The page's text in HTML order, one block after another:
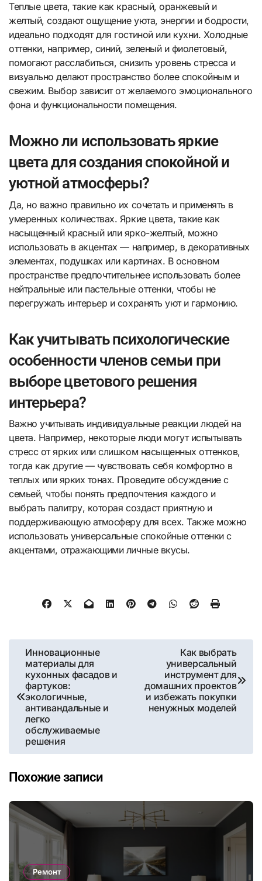
Теплые цвета, такие как красный, оранжевый и
желтый, создают ощущение уюта, энергии и бодрости,
идеально подходят для гостиной или кухни. Холодные
оттенки, например, синий, зеленый и фиолетовый,
помогают расслабиться, снизить уровень стресса и
визуально делают пространство более спокойным и
свежим. Выбор зависит от желаемого эмоционального
фона и функциональности помещения.
Можно ли использовать яркие
цвета для создания спокойной и
уютной атмосферы?
Да, но важно правильно их сочетать и применять в
умеренных количествах. Яркие цвета, такие как
насыщенный красный или ярко-желтый, можно
использовать в акцентах — например, в декоративных
элементах, подушках или картинах. В основном
пространстве предпочтительнее использовать более
нейтральные или пастельные оттенки, чтобы не
перегружать интерьер и сохранять уют и гармонию.
Как учитывать психологические
особенности членов семьи при
выборе цветового решения
интерьера?
Важно учитывать индивидуальные реакции людей на
цвета. Например, некоторые люди могут испытывать
стресс от ярких или слишком насыщенных оттенков,
тогда как другие — чувствовать себя комфортно в
теплых или ярких тонах. Проведите обсуждение с
семьей, чтобы понять предпочтения каждого и
выбрать палитру, которая создаст приятную и
поддерживающую атмосферу для всех. Также можно
использовать универсальные спокойные оттенки с
акцентами, отражающими личные вкусы.
Навигация
записям
Инновационные
материалы для
кухонных фасадов и
фартуков:
экологичные,
антивандальные и
легко
обслуживаемые
решения
Как выбрать
универсальный
инструмент для
домашних проектов
и избежать покупки
ненужных моделей
Похожие записи
Ремонт